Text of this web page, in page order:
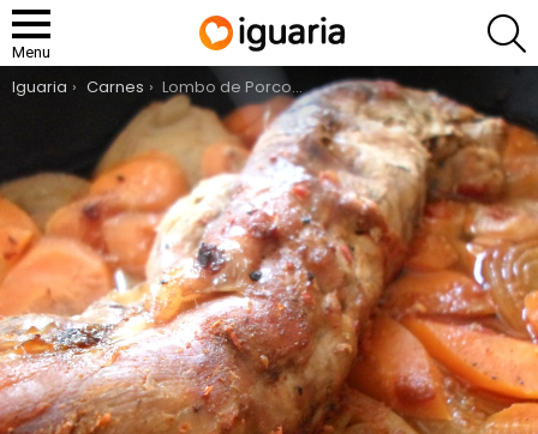
Menu
You are here:
Iguaria Carnes Lombo de Porco no Forno